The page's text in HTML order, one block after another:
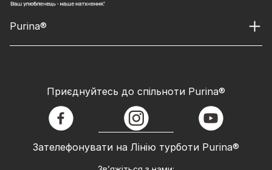
Purina®
Зателефонувати на Лінію турботи Purina®
Приєднуйтесь до спільноти Purina®
facebook instagram youtube